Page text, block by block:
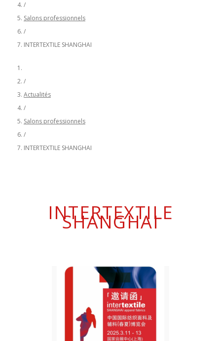
/
Salons professionnels
/
INTERTEXTILE SHANGHAI
/
Actualités
/
Salons professionnels
/
INTERTEXTILE SHANGHAI
INTERTEXTILE
SHANGHAI